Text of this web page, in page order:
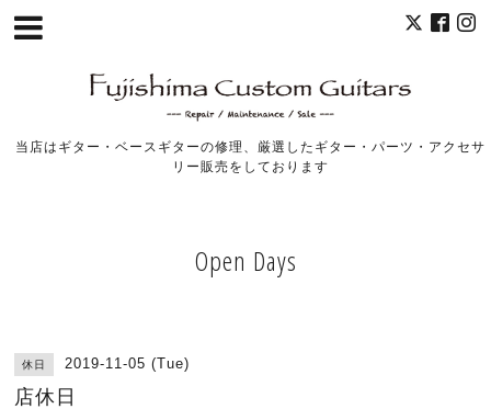
当店はギター・ベースギターの修理、厳選したギター・パーツ・アクセサ
リー販売をしております
Open Days
休日 2019-11-05 (Tue)
店休日